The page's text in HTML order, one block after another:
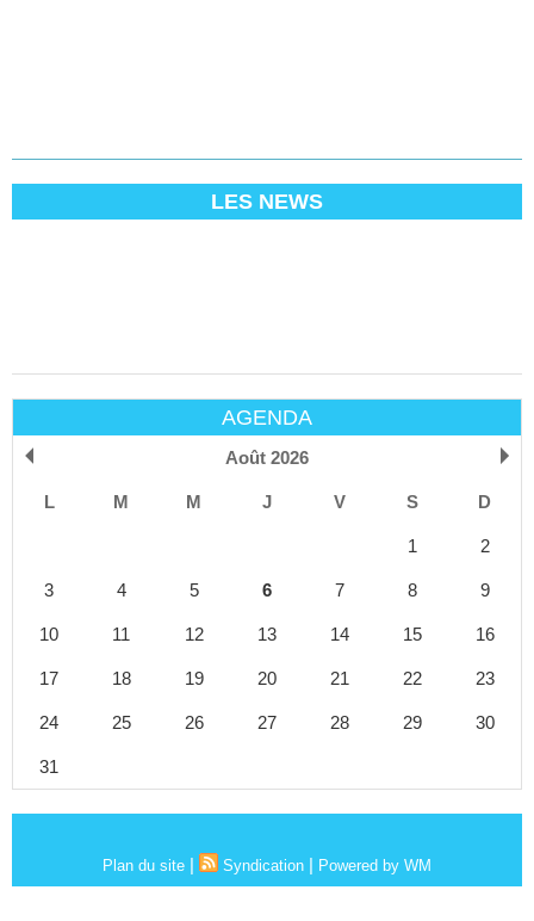
LES NEWS
AGENDA
Août 2026
L M M J V S D
1 2
3 4 5 6 7 8 9
10 11 12 13 14 15 16
17 18 19 20 21 22 23
24 25 26 27 28 29 30
31
Plan du site | Syndication | Powered by WM